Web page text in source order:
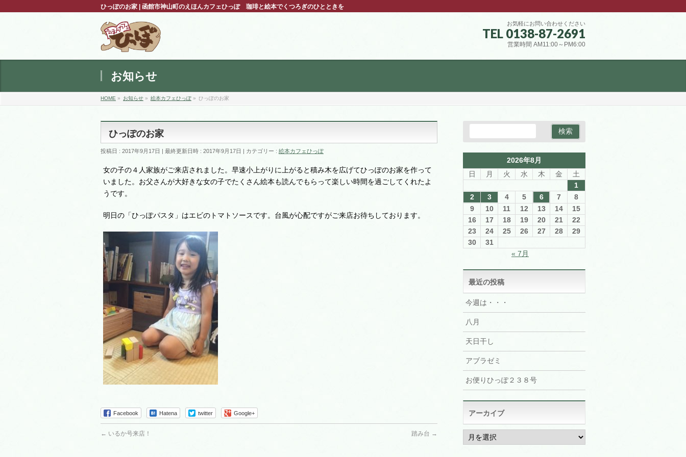
ひっぽのお家 | 函館市神山町のえほんカフェひっぽ 珈琲と絵本でくつろぎのひとときを
お気軽にお問い合わせください
TEL 0138-87-2691
営業時間 AM11:00～PM6:00
お知らせ
HOME » お知らせ » 絵本カフェひっぽ» ひっぽのお家
ひっぽのお家
投稿日 : 2017年9月17日 最終更新日時 : 2017年9月17日 カテゴリー : 絵本カフェひっぽ
女の子の４人家族がご来店されました。早速小上がりに上がると積み木を広げてひっぽのお家を作って
いました。お父さんが大好きな女の子でたくさん絵本も読んでもらって楽しい時間を過ごしてくれたよ
うです。
明日の「ひっぽパスタ」はエビのトマトソースです。台風が心配ですがご来店お待ちしております。
Facebook Hatena twitter Google+
← いるか号来店！ 踏み台 →
2026年8月
日
月 火 水 木 金
土
1
2
3 4 5 6 7
8
9
10 11 12 13 14
15
16
17 18 19 20 21
22
23
24 25 26 27 28
29
30
31
« 7月
最近の投稿
今週は・・・
八月
天日干し
アブラゼミ
お便りひっぽ２３８号
アーカイブ
ア
ー